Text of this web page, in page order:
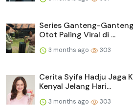
Series Ganteng-
Otot Paling Viral di ...
3 months ago 303
Cerita Syifa Hadju Jaga
Kenyal Jelang Hari...
3 months ago 303